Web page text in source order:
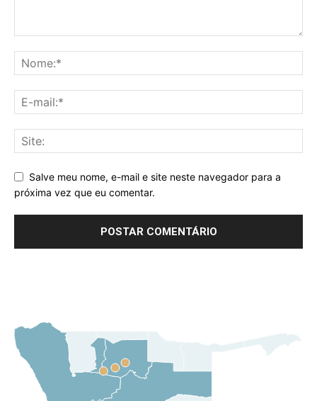
Salve meu nome, e-mail e site neste navegador para a
próxima vez que eu comentar.